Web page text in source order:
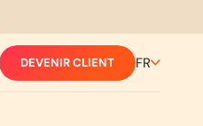
DEVENIR CLIENT FR